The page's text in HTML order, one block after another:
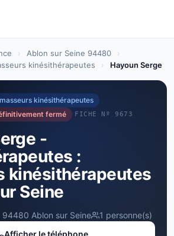
› Ablon sur Seine 94480
›
kinésithérapeutes
› Hayoun Serge
kinésithérapeutes
fermé
FICHE Nº 9673
-
:
kinésithérapeutes
Seine
94480 Ablon sur Seine
1 personne(s)
Afficher le téléphone